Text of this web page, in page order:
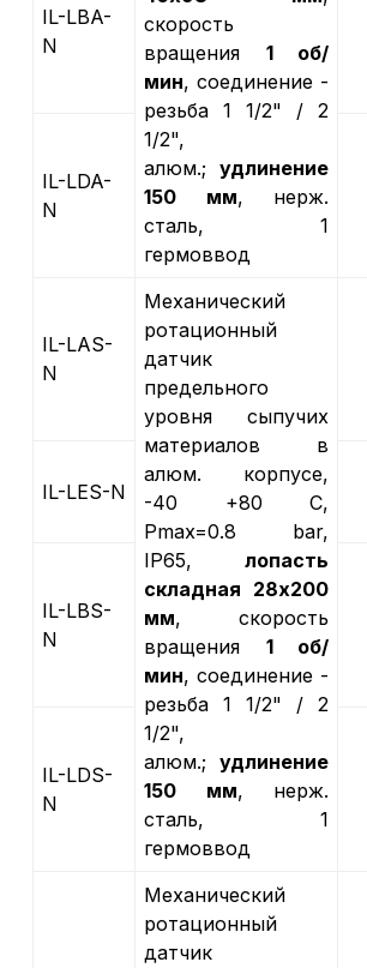
скорость
вращения 1 об/
мин, соединение -
резьба 1 1/2" / 2
1/2",
алюм.; удлинение
150 мм, нерж.
cталь, 1
гермоввод
IL-LBA-
N
IL-LDA-
N
IL-LAS-
N
Механический
ротационный
датчик
предельного
уровня сыпучих
материалов в
алюм. корпусе,
-40 +80 С,
Рmax=0.8 bar,
IP65, лопасть
складная 28х200
мм, скорость
вращения 1 об/
мин, соединение -
резьба 1 1/2" / 2
1/2",
алюм.; удлинение
150 мм, нерж.
cталь, 1
гермоввод
IL-LES-N
IL-LBS-
N
IL-LDS-
N
Механический
ротационный
датчик